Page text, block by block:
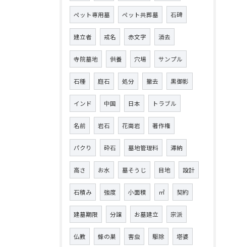
ペット専用墓 ペット共葬墓 石碑
建立者 戒名 赤文字 消去
寺院墓地 供養 穴場 サンプル
石種 庭石 処分 撤去 黒御影
インド 中国 日本 トラブル
名前 岩石 花崗岩 著作権
パクり 砕石 墓地管理料 滞納
高さ お水 墓そうじ 目地 設計
石積み 強度 小面積 ㎡ 契約
建墓期限 分譲 お墓建立 宗派
仏教 蜂の巣 害虫 駆除 塔婆